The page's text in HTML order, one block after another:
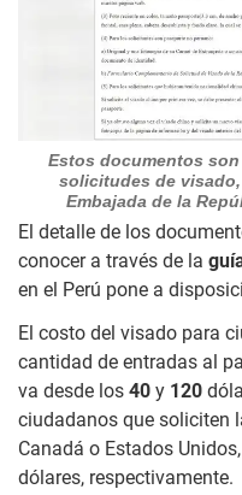
Estos documentos
solicitudes de
Embajada de la
El detalle de los
conocer a través de la
en el Perú pone a
El costo del visado para
cantidad de entradas al
va desde los 40 y 120
ciudadanos que soliciten
Canadá o Estados
dólares, respectivamente.